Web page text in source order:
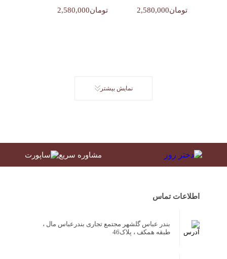
تومان2,580,000 تومان2,580,000
نمایش بیشتر
مشاوره سریع
اطلاعات تماس
بندر عباس گلشهر مجتمع تجاری بندرعباس مال ،
طبقه همکف ، پلاک46